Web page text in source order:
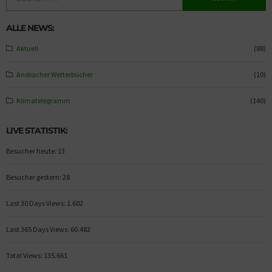
ALLE NEWS:
Aktuell (88)
Ansbacher Wetterbücher (10)
Klimatelegramm (140)
LIVE STATISTIK:
Besucher heute: 13
Besucher gestern: 28
Last 30 Days Views: 1.602
Last 365 Days Views: 60.482
Total Views: 135.661